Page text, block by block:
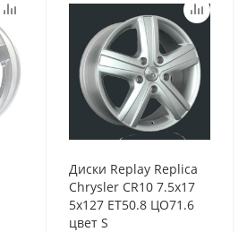
Диски Replay Replica
Chrysler CR10 7.5x17
5x127 ET50.8 ЦО71.6
цвет S